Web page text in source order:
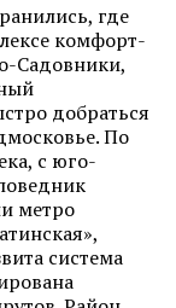
где
комфорт-
Садовники,
добраться
По
с юго-
метро
система